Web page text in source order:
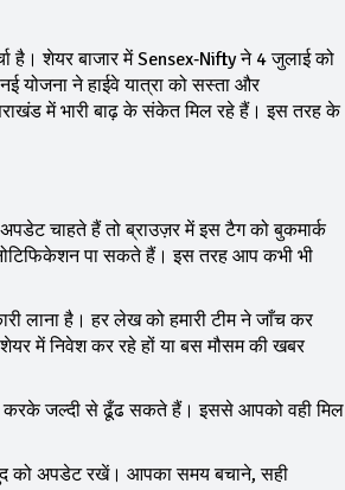
है। शेयर बाजार में Sensex‑Nifty ने 4 जुलाई को
योजना ने हाईवे यात्रा को सस्ता और
में भारी बाढ़ के संकेत मिल रहे हैं। इस तरह के
चाहते हैं तो ब्राउज़र में इस टैग को बुकमार्क
पा सकते हैं। इस तरह आप कभी भी
लाना है। हर लेख को हमारी टीम ने जाँच कर
में निवेश कर रहे हों या बस मौसम की खबर
करके जल्दी से ढूँढ सकते हैं। इससे आपको वही मिल
को अपडेट रखें। आपका समय बचाने, सही